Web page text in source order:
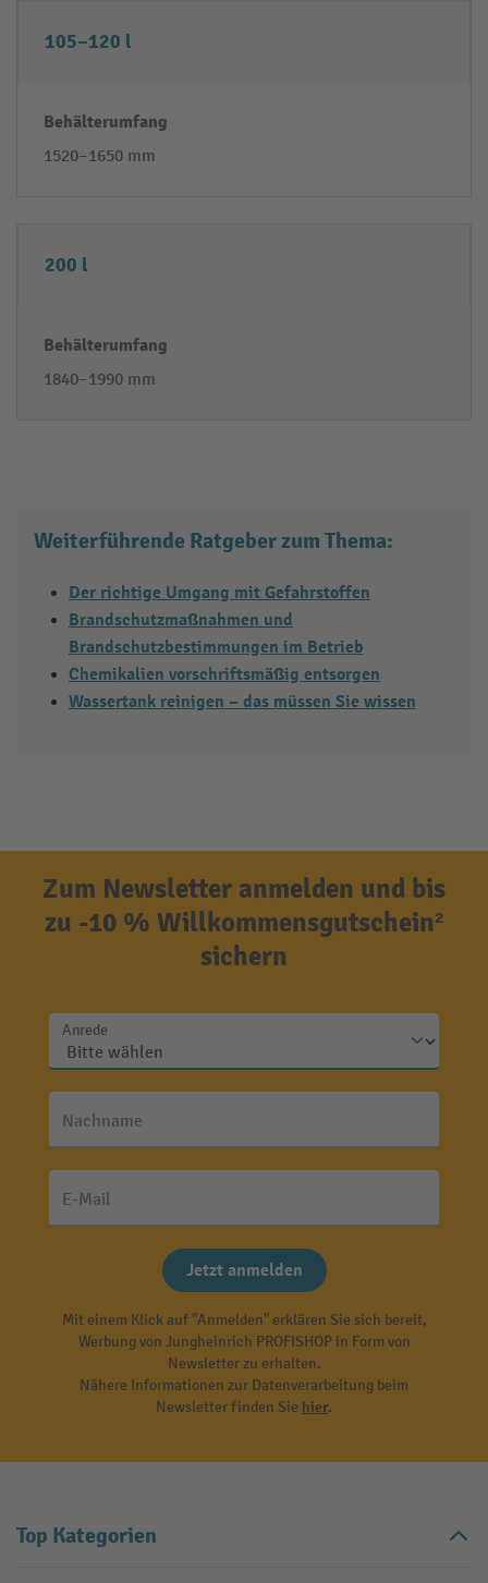
105–120 l
1520–1650 mm
200 l
1840–1990 mm
Weiterführende Ratgeber zum Thema:
Der richtige Umgang mit Gefahrstoffen
Brandschutzmaßnahmen und
Brandschutzbestimmungen im Betrieb
Chemikalien vorschriftsmäßig entsorgen
Wassertank reinigen – das müssen Sie wissen
Zum Newsletter anmelden und bis
zu -10 % Willkommensgutschein²
sichern
Anrede
Nachname
E-Mail
Jetzt anmelden
Mit einem Klick auf "Anmelden" erklären Sie sich bereit,
Werbung von Jungheinrich PROFISHOP in Form von
Newsletter zu erhalten.
Nähere Informationen zur Datenverarbeitung beim
Newsletter finden Sie hier.
Top Kategorien